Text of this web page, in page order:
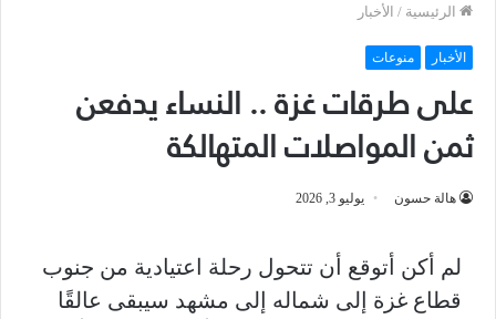
الرئيسية / الأخبار
الأخبار منوعات
على طرقات غزة .. النساء يدفعن
ثمن المواصلات المتهالكة
هالة حسون يوليو 3, 2026
لم أكن أتوقع أن تتحول رحلة اعتيادية من جنوب
قطاع غزة إلى شماله إلى مشهد سيبقى عالقًا